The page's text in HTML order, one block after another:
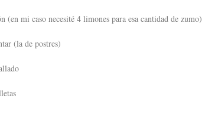
(en mi caso necesité 4 limones para esa cantidad de zumo)
(la de postres)